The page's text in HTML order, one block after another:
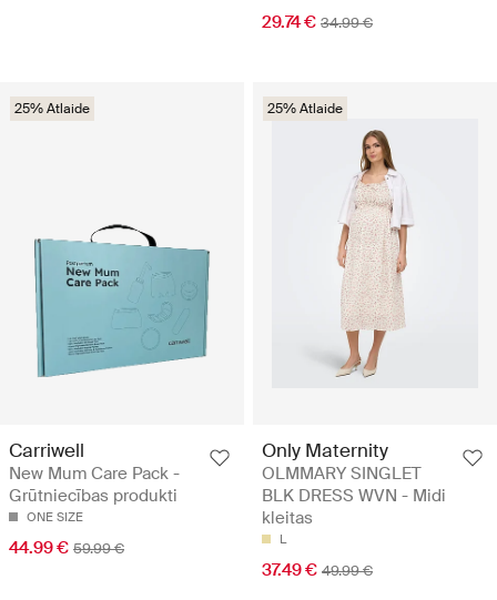
29.74 € 34.99 €
25% Atlaide
Carriwell
New Mum Care Pack -
Grūtniecības produkti
ONE SIZE
44.99 € 59.99 €
25% Atlaide
Only Maternity
OLMMARY SINGLET
BLK DRESS WVN - Midi
kleitas
L
37.49 € 49.99 €